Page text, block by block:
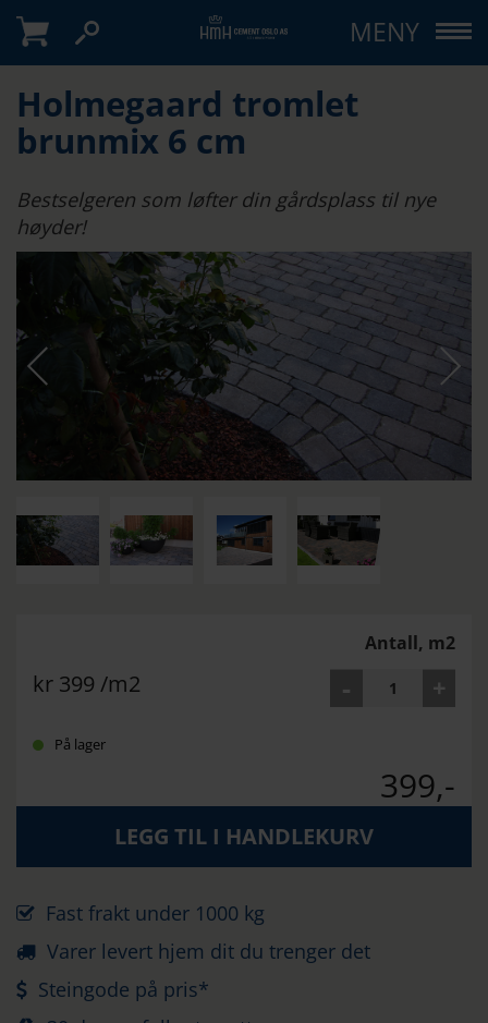
MENY
Holmegaard tromlet
brunmix 6 cm
Bestselgeren som løfter din gårdsplass til nye
høyder!
kr 399 /m2
På lager
399,-
Antall, m2
LEGG TIL I HANDLEKURV
Fast frakt under 1000 kg
Varer levert hjem dit du trenger det
Steingode på pris*